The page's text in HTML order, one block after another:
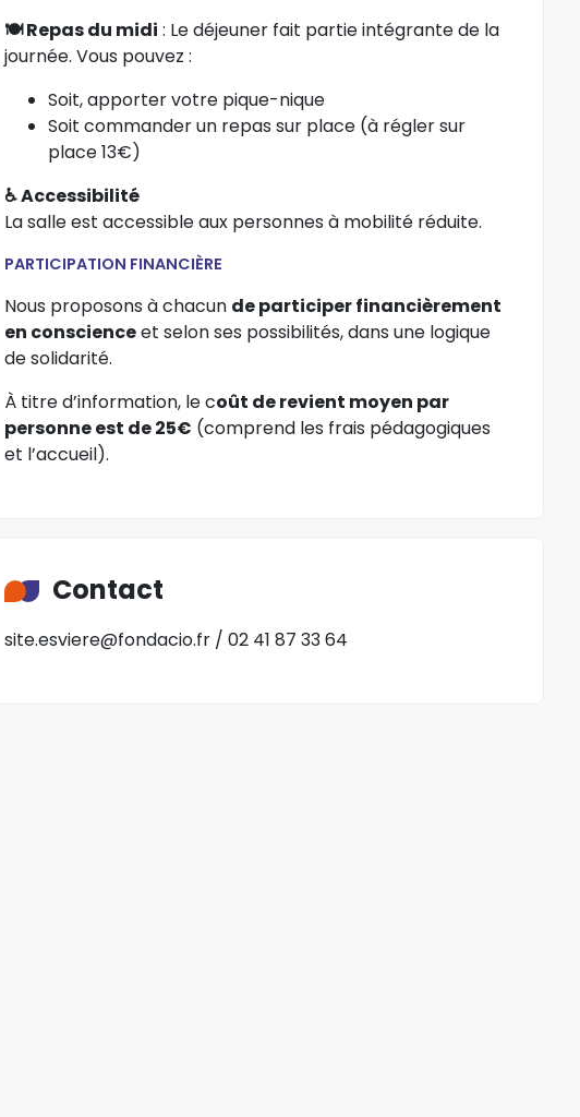
🍽 Repas du midi : Le déjeuner fait partie intégrante de la
journée. Vous pouvez :
Soit, apporter votre pique-nique
Soit commander un repas sur place (à régler sur
place 13€)
♿ Accessibilité
La salle est accessible aux personnes à mobilité réduite.
PARTICIPATION FINANCIÈRE
Nous proposons à chacun de participer financièrement
en conscienceet selon ses possibilités, dans une logique
de solidarité.
À titre d’information, le coût de revient moyen par
personne est de 25€ (comprend les frais pédagogiques
et l’accueil).
Contact
site.esviere@fondacio.fr / 02 41 87 33 64